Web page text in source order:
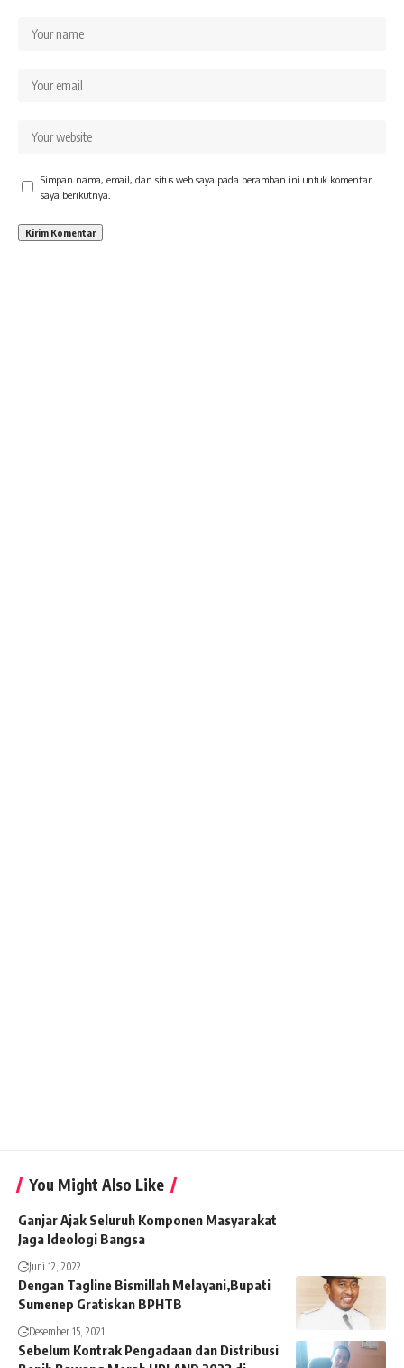
Simpan nama, email, dan situs web saya pada peramban ini untuk komentar
saya berikutnya.
You Might Also Like
Ganjar Ajak Seluruh Komponen Masyarakat
Jaga Ideologi Bangsa
Juni 12, 2022
Dengan Tagline Bismillah Melayani,Bupati
Sumenep Gratiskan BPHTB
Desember 15, 2021
Sebelum Kontrak Pengadaan dan Distribusi